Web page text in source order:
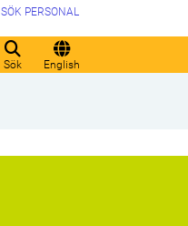
Sök English
SÖK PERSONAL